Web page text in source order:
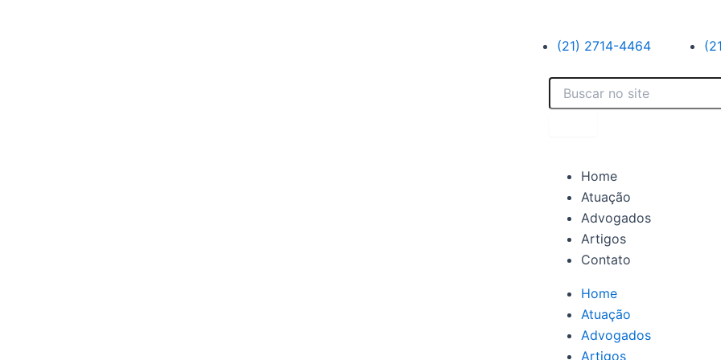
(21) 2714-4464
SearchSearch
Home
Atuação
Advogados
Artigos
Contato
Home
Atuação
Advogados
Artigos